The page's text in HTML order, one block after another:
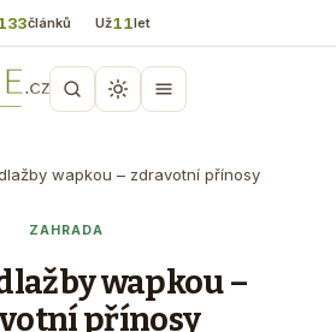
článků Už11let
wapkou – zdravotní přínosy
ZAHRADA
wapkou –
přínosy